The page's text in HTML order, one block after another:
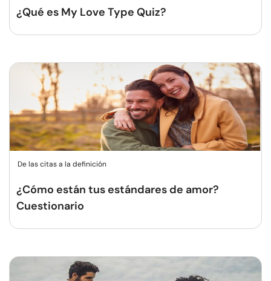
¿Qué es My Love Type Quiz?
De las citas a la definición
¿Cómo están tus estándares de amor?
Cuestionario